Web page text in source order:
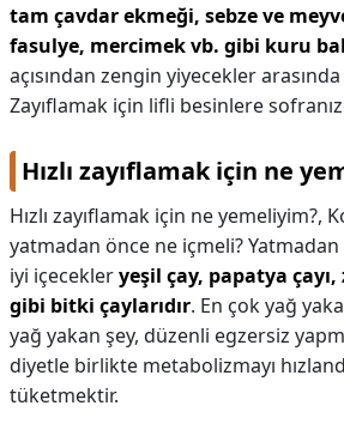
tam çavdar ekmeği, sebze ve
fasulye, mercimek vb. gibi kuru
açısından zengin yiyecekler arasında
Zayıflamak için lifli besinlere
Hızlı zayıflamak için ne
Hızlı zayıflamak için ne yemeliyim?,
yatmadan önce ne içmeli?
iyi içecekleryeşil çay, papatya
gibi bitki çaylarıdır. En çok yağ
yağ yakan şey, düzenli egzersiz
diyetle birlikte metabolizmayı
tüketmektir.